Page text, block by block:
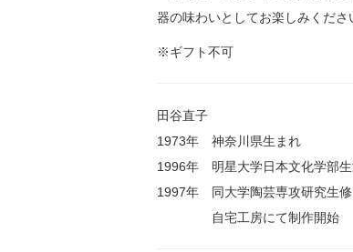
器の味わいとしてお楽しみくださ
※ギフト不可
田谷直子
1973年 神奈川県生まれ
1996年 明星大学日本文化学部
1997年 同大学陶芸専攻研究生修
自宅工房にて制作開始